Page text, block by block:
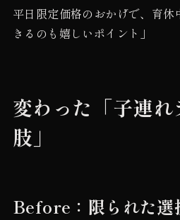
平日限定価格のおかげで、育
きるのも嬉しいポイント」
変わった「子連
肢」
Before：限られた選